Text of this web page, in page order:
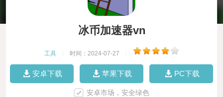
冰币加速器vn
工具 时间：2024-07-27
安卓下载 苹果下载 PC下载
安卓市场，安全绿色